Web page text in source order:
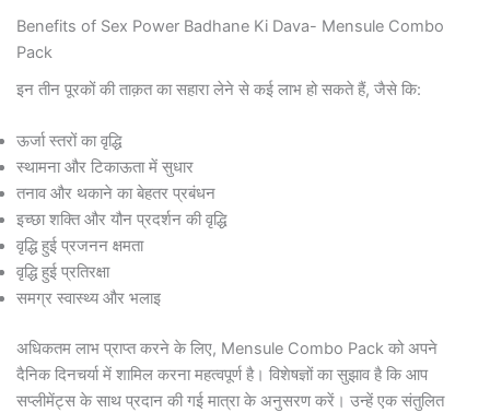
Benefits of Sex Power Badhane Ki Dava- Mensule Combo
Pack
इन तीन पूरकों की ताक़त का सहारा लेने से कई लाभ हो सकते हैं, जैसे कि:
ऊर्जा स्तरों का वृद्धि
स्थामना और टिकाऊता में सुधार
तनाव और थकाने का बेहतर प्रबंधन
इच्छा शक्ति और यौन प्रदर्शन की वृद्धि
वृद्धि हुई प्रजनन क्षमता
वृद्धि हुई प्रतिरक्षा
समग्र स्वास्थ्य और भलाइ
अधिकतम लाभ प्राप्त करने के लिए, Mensule Combo Pack को अपने
दैनिक दिनचर्या में शामिल करना महत्वपूर्ण है। विशेषज्ञों का सुझाव है कि आप
सप्लीमेंट्स के साथ प्रदान की गई मात्रा के अनुसरण करें। उन्हें एक संतुलित